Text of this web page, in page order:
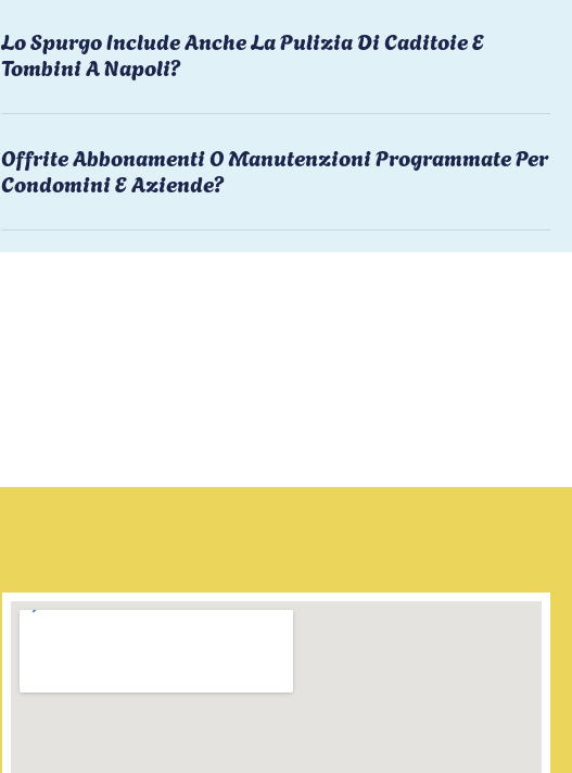
Lo Spurgo Include Anche La Pulizia Di Caditoie E
Tombini A Napoli?
Offrite Abbonamenti O Manutenzioni Programmate Per
Condomini E Aziende?